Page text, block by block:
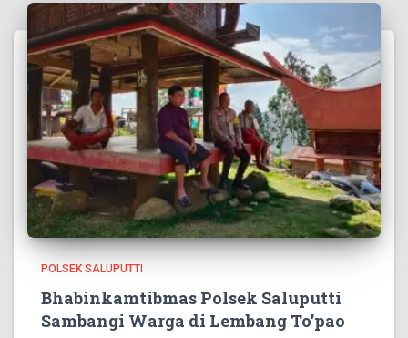
POLSEK SALUPUTTI
Bhabinkamtibmas Polsek Saluputti
Sambangi Warga di Lembang To’pao